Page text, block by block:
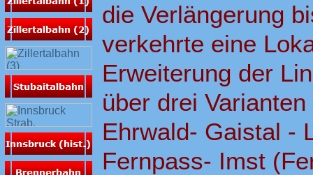
die Verlängerung
verkehrte eine
Erweiterung der
über drei
Ehrwald- Gaistal -
Fernpass- Imst